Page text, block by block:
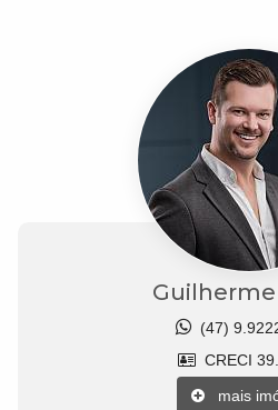
(47)
CRECI
mais